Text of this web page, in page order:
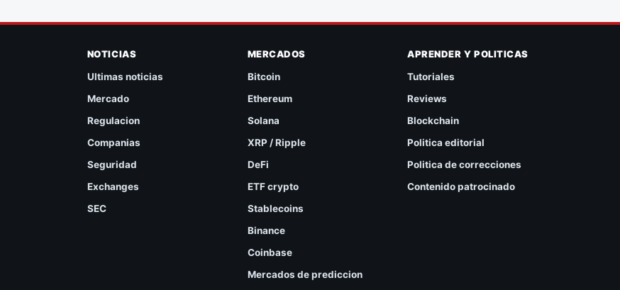
NOTICIAS
Ultimas noticias
Mercado
Regulacion
Companias
Seguridad
Exchanges
SEC
MERCADOS
Bitcoin
Ethereum
Solana
XRP / Ripple
DeFi
ETF crypto
Stablecoins
Binance
Coinbase
Mercados de prediccion
APRENDER Y POLITICAS
Tutoriales
Reviews
Blockchain
Politica editorial
Politica de correcciones
Contenido patrocinado